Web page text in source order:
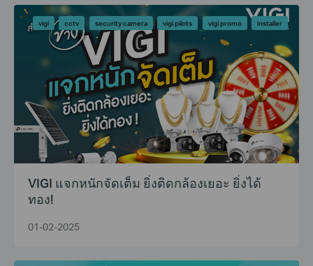
vigi cctv security camera vigi pilots vigi promo installer
VIGI แจกหนักจัดเต็ม ยิ่งติดกล้องเยอะ ยิ่งได้
ทอง!
01-02-2025